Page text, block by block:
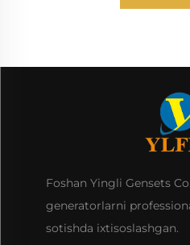
Foshan Yingli Gensets
generatorlarni
sotishda ixtisoslashgan.